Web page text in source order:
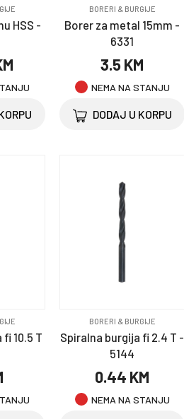
HSS -
BORERI & BURGIJE
Borer za metal 15mm -
6331
3.5 KM
NEMA NA STANJU
DODAJ U KORPU
10.5 T
BORERI & BURGIJE
Spiralna burgija fi 2.4 T -
5144
0.44 KM
NEMA NA STANJU